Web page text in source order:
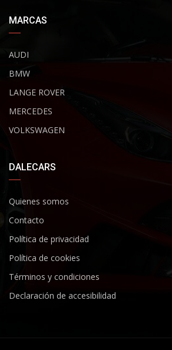
MARCAS
AUDI
BMW
LANGE ROVER
MERCEDES
VOLKSWAGEN
DALECARS
Quienes somos
Contacto
Política de privacidad
Política de cookies
Términos y condiciones
Declaración de accesibilidad